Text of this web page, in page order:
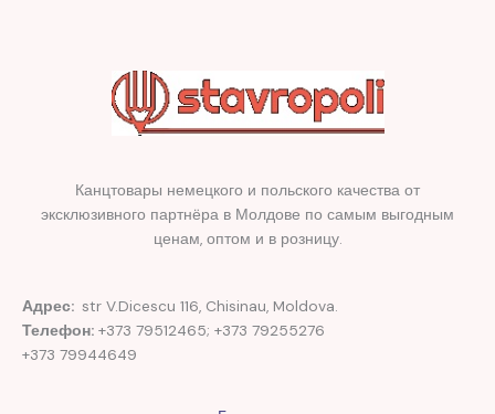
Канцтовары немецкого и польского качества от
эксклюзивного партнёра в Молдове по самым выгодным
ценам, оптом и в розницу.
Адрес: str V.Dicescu 116, Chisinau, Moldova.
Телефон: +373 79512465; +373 79255276
+373 79944649